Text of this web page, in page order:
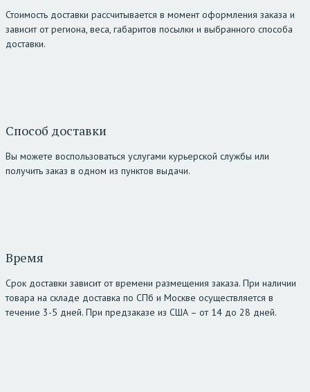
Стоимость доставки рассчитывается в момент оформления заказа и
зависит от региона, веса, габаритов посылки и выбранного способа
доставки.
Способ доставки
Вы можете воспользоваться услугами курьерской службы или
получить заказ в одном из пунктов выдачи.
Время
Срок доставки зависит от времени размещения заказа. При наличии
товара на складе доставка по СПб и Москве осуществляется в
течение 3-5 дней. При предзаказе из США – от 14 до 28 дней.